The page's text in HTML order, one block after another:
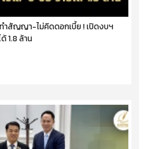
ำสัญญา-ไม่คิดดอกเบี้ย ! เปิดงบฯ
1.8 ล้าน